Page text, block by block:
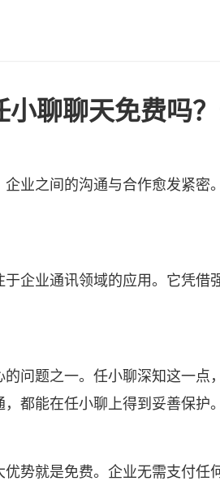
小聊聊天免费吗
业之间的沟通与合作愈发紧
企业通讯领域的应用。它凭
问题之一。任小聊深知这一
都能在任小聊上得到妥善保护。
势就是免费。企业无需支付